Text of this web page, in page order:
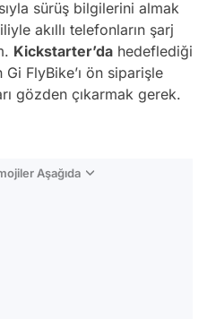
sürüş bilgilerini almak
akıllı telefonların şarj
Kickstarter’da hedeflediği
FlyBike’ı ön siparişle
gözden çıkarmak gerek.
Aşağıda